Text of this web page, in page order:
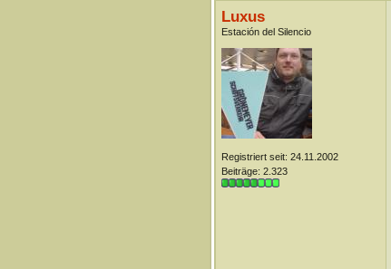
Luxus
Estación del Silencio
Registriert seit: 24.11.2002
Beiträge: 2.323